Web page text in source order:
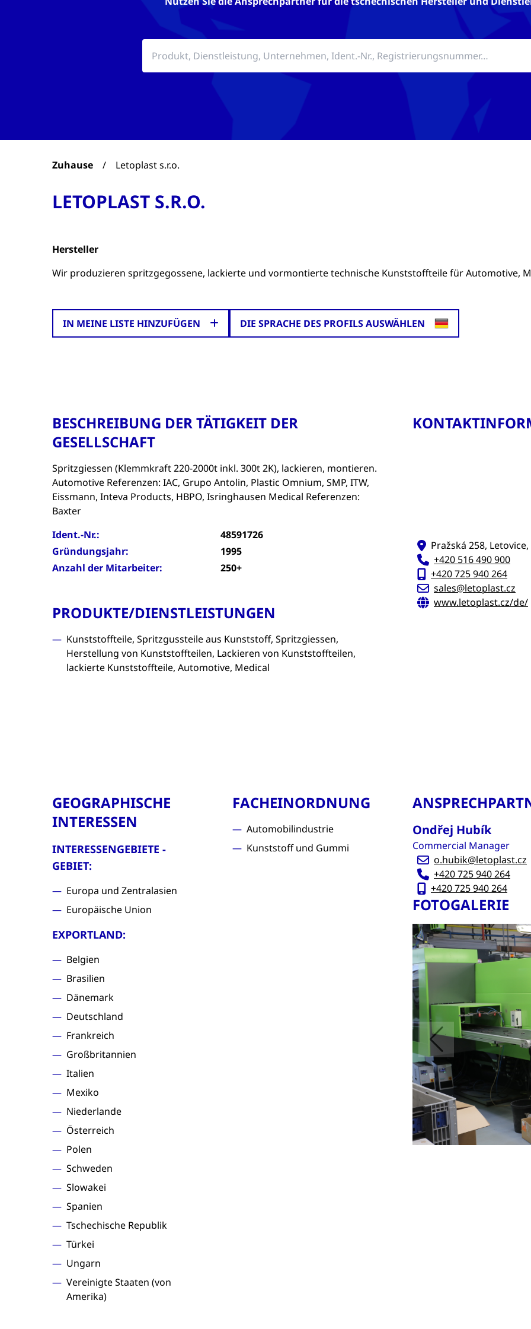
Zuhause / Letoplast s.r.o.
LETOPLAST S.R.O.
Hersteller
Wir produzieren spritzgegossene, lackierte und vormontierte technische Kunststoffteile für Automotive,
IN MEINE LISTE HINZUFÜGEN DIE SPRACHE DES PROFILS AUSWÄHLEN
BESCHREIBUNG DER TÄTIGKEIT DER
GESELLSCHAFT
Spritzgiessen (Klemmkraft 220-2000t inkl. 300t 2K), lackieren, montieren.
Automotive Referenzen: IAC, Grupo Antolin, Plastic Omnium, SMP, ITW,
Eissmann, Inteva Products, HBPO, Isringhausen Medical Referenzen:
Baxter
Ident.-Nr.:
48591726
Gründungsjahr:
1995
Anzahl der Mitarbeiter:
250+
PRODUKTE/DIENSTLEISTUNGEN
Kunststoffteile, Spritzgussteile aus Kunststoff, Spritzgiessen,
Herstellung von Kunststoffteilen, Lackieren von Kunststoffteilen,
lackierte Kunststoffteile, Automotive, Medical
Pražská 258,
+420 516 490 900
+420 725 940 264
sales@letoplast.cz
www.letoplast.cz/de/
GEOGRAPHISCHE
INTERESSEN
INTERESSENGEBIETE -
GEBIET:
Europa und Zentralasien
Europäische Union
EXPORTLAND:
Belgien
Brasilien
Dänemark
Deutschland
Frankreich
Großbritannien
Italien
Mexiko
Niederlande
Österreich
Polen
Schweden
Slowakei
Spanien
Tschechische Republik
Türkei
Ungarn
Vereinigte Staaten (von
Amerika)
FACHEINORDNUNG
Automobilindustrie
Kunststoff und Gummi
Ondřej Hubík
Commercial Manager
o.hubik@letoplast.cz
+420 725 940 264
+420 725 940 264
FOTOGALERIE